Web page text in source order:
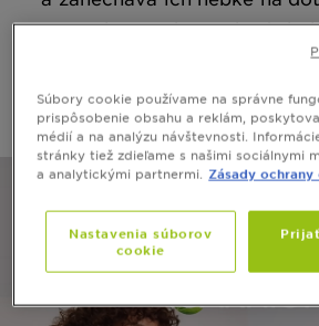
amoniaku. Maska je vhodná
lesku vydrží na vlasoch
*inštrumentálny
Súbory cookie používame na správne
prispôsobenie obsahu a reklám,
médií a na analýzu návštevnosti.
stránky tiež zdieľame s našimi sociálnymi
a analytickými partnermi.
Zásady
Nastavenia súborov
cookie